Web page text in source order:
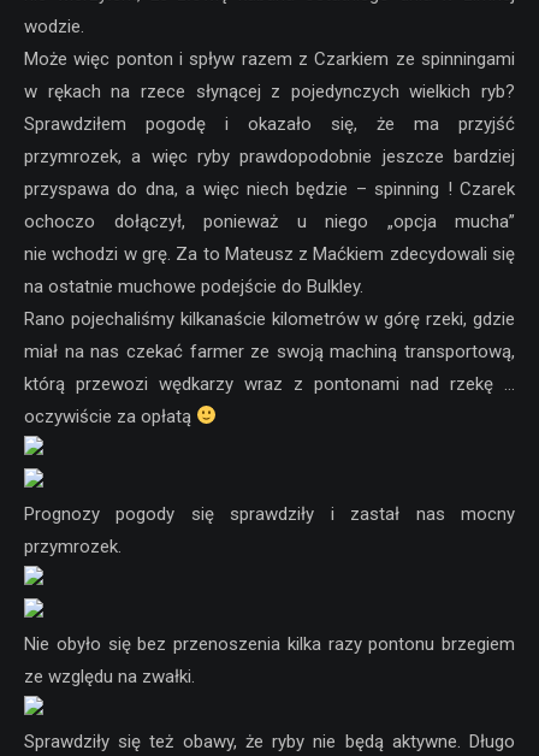
wodzie.
Może więc ponton i spływ razem z Czarkiem ze spinningami
w rękach na rzece słynącej z pojedynczych wielkich ryb?
Sprawdziłem pogodę i okazało się, że ma przyjść
przymrozek, a więc ryby prawdopodobnie jeszcze bardziej
przyspawa do dna, a więc niech będzie – spinning ! Czarek
ochoczo dołączył, ponieważ u niego „opcja mucha”
nie wchodzi w grę. Za to Mateusz z Maćkiem zdecydowali się
na ostatnie muchowe podejście do Bulkley.
Rano pojechaliśmy kilkanaście kilometrów w górę rzeki, gdzie
miał na nas czekać farmer ze swoją machiną transportową,
którą przewozi wędkarzy wraz z pontonami nad rzekę …
oczywiście za opłatą
Prognozy pogody się sprawdziły i zastał nas mocny
przymrozek.
Nie obyło się bez przenoszenia kilka razy pontonu brzegiem
ze względu na zwałki.
Sprawdziły się też obawy, że ryby nie będą aktywne. Długo